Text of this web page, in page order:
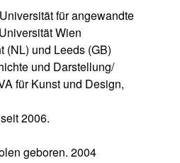
für angewandte
Wien
(NL) und Leeds (GB)
und Darstellung/
für Kunst und Design,
2006.
geboren. 2004